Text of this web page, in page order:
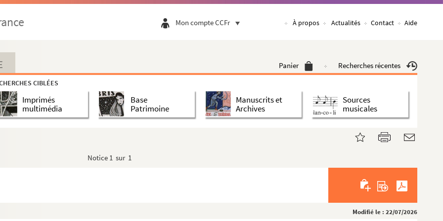
Mon compte CCFr À propos Actualités Contact Aide
Panier Recherches récentes
CIBLÉES
Imprimés
multimédia
Base
Patrimoine
Manuscrits et
Archives
Sources
musicales
Notice 1 sur 1
Modifié le : 22/07/2026
1914 et 1917
historique en 7 tableaux. 1869
4 actes et en vers. 1896